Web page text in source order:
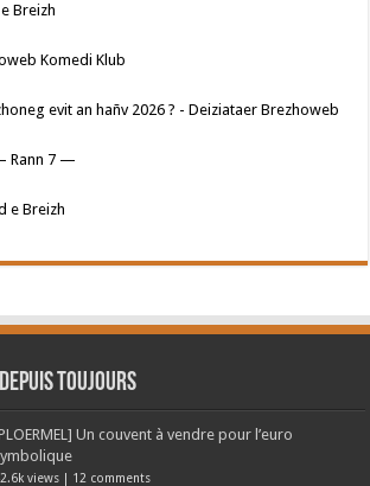
Breizh
Komedi Klub
evit an hañv 2026 ? - Deiziataer Brezhoweb
Rann 7 —
e Breizh
toujours
Un couvent à vendre pour l’euro
views 12 comments